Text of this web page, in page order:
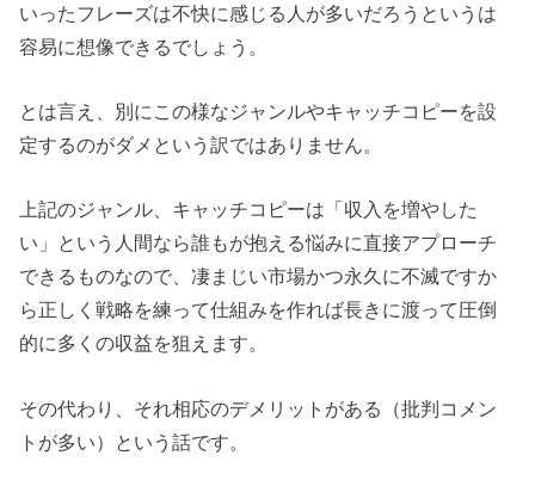
いったフレーズは不快に感じる人が多いだろうというは
容易に想像できるでしょう。
とは言え、別にこの様なジャンルやキャッチコピーを設
定するのがダメという訳ではありません。
上記のジャンル、キャッチコピーは「収入を増やした
い」という人間なら誰もが抱える悩みに直接アプローチ
できるものなので、凄まじい市場かつ永久に不滅ですか
ら正しく戦略を練って仕組みを作れば長きに渡って圧倒
的に多くの収益を狙えます。
その代わり、それ相応のデメリットがある（批判コメン
トが多い）という話です。